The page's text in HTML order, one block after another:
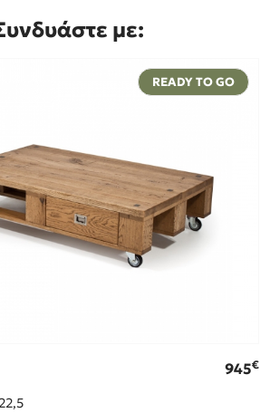
με:
READY TO GO
945€